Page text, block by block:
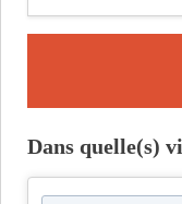
Dans quelle(s)